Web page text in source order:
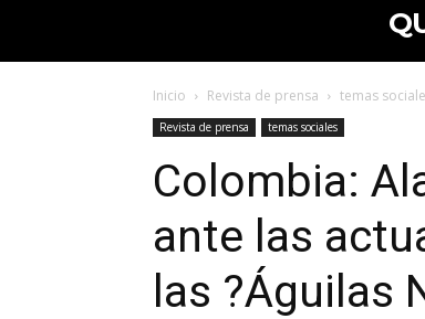
Inicio Revista de prensa temas
Revista de prensa temas sociales
Colombia:
ante las
las ?Águilas